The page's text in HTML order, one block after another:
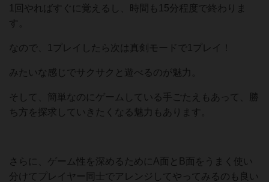
1回やればすぐに覚えるし、時間も15分程度で終わりま
す。
なので、1プレイしたら次は真剣モードで1プレイ！
みたいな感じでサクサクと遊べるのが魅力。
そして、簡単なのにゲームしている手ごたえもあって、勝
ち方を探求していきたくなる魅力もあります。
さらに、ゲーム性を深めるためにA面とB面をうまく使い
分けてプレイヤー同士でアレンジしてやってみるのも良い